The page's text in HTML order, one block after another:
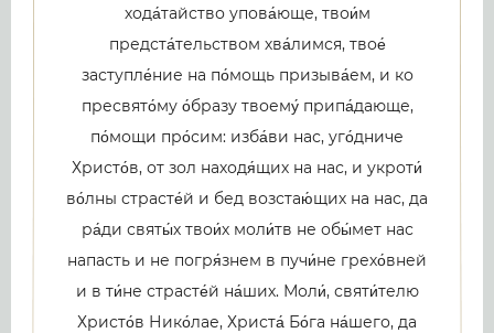
хода́тайство упова́юще, твои́м
предста́тельством хва́лимся, твое́
заступле́ние на по́мощь призыва́ем, и ко
пресвято́му о́бразу твоему́ припа́дающе,
по́мощи про́сим: изба́ви нас, уго́дниче
Христо́в, от зол находя́щих на нас, и укроти́
во́лны страсте́й и бед возстаю́щих на нас, да
ра́ди святы́х твои́х моли́тв не обы́мет нас
напасть и не погря́знем в пучи́не грехо́вней
и в ти́не страсте́й на́ших. Моли́, святи́телю
Христо́в Нико́лае, Христа́ Бо́га на́шего, да